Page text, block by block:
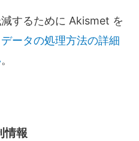
するために Akismet を
ータの処理方法の詳細
。
情報